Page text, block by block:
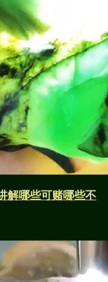
解哪些可赌哪些不